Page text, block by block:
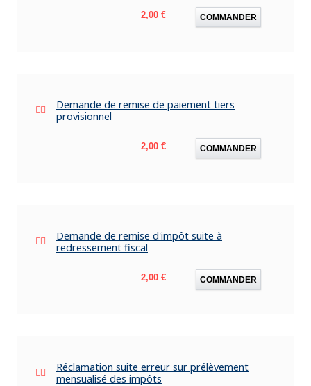
Prix
2,00 € COMMANDER
Demande de remise de paiement tiers
provisionnel
Prix
2,00 € COMMANDER
Demande de remise d'impôt suite à
redressement fiscal
Prix
2,00 € COMMANDER
Réclamation suite erreur sur prélèvement
mensualisé des impôts